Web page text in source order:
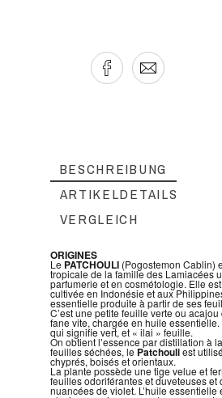
BESCHREIBUNG
ARTIKELDETAILS
VERGLEICH
ORIGINES
Le PATCHOULI(Pogostemon Cablin)
tropicale de la famille des Lamiacées
parfumerie et en cosmétologie. Elle
cultivée en Indonésie et aux
essentielle produite à partir de ses
C’est une petite feuille verte ou
fane vite, chargée en huile
qui signifie vert, et « ilai » feuille.
On obtient l’essence par distillation à
feuilles séchées, le Patchouliest
chyprés, boisés et orientaux.
La plante possède une tige velue et
feuilles odoriférantes et duveteuses et
nuancées de violet. L’huile essentielle